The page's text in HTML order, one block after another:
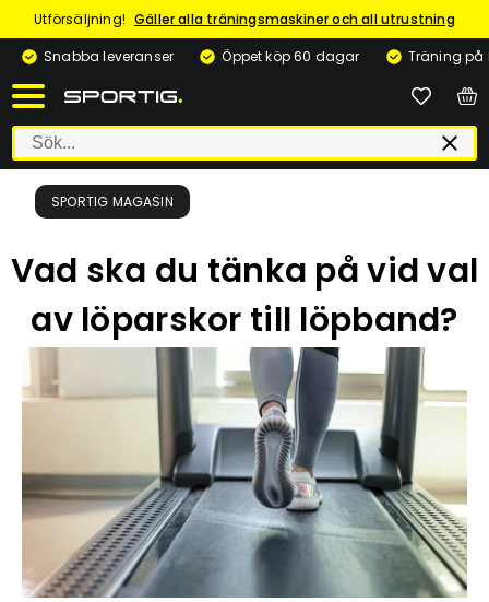
Utförsäljning! Gäller alla träningsmaskiner och all utrustning
Snabba leveranser
Öppet köp 60 dagar Träning på
SPORTIG MAGASIN
Vad ska du tänka på vid val
av löparskor till löpband?